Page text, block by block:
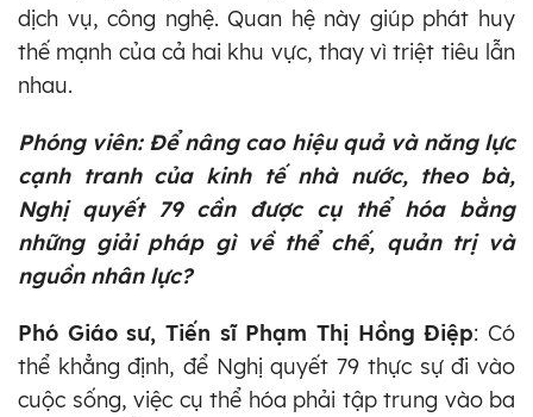
dịch vụ, công nghệ. Quan hệ này giúp phát huy
thế mạnh của cả hai khu vực, thay vì triệt tiêu lẫn
nhau.
Phóng viên: Để nâng cao hiệu quả và năng lực
cạnh tranh của kinh tế nhà nước, theo bà,
Nghị quyết 79 cần được cụ thể hóa bằng
những giải pháp gì về thể chế, quản trị và
nguồn nhân lực?
Phó Giáo sư, Tiến sĩ Phạm Thị Hồng Điệp: Có
thể khẳng định, để Nghị quyết 79 thực sự đi vào
cuộc sống, việc cụ thể hóa phải tập trung vào ba